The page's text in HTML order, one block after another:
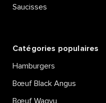
Saucisses
Catégories populaires
Hamburgers
Bœuf Black Angus
Bœuf Wagyu